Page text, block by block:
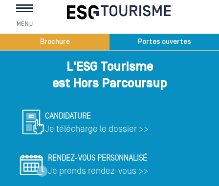
MENU
Brochure Portes ouvertes
Vous êtes ici
L'ESG Tourisme
est Hors Parcoursup
CANDIDATURE
Je télécharge le dossier >>
RENDEZ-VOUS PERSONNALISÉ
Je prends rendez-vous >>